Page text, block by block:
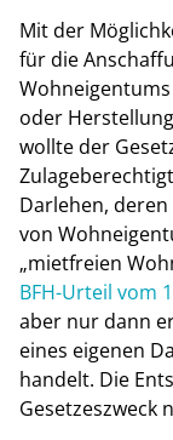
Mit der
für die
oder
wollte der
Darlehen,
von
„mietfreien
BFH-Urteil vom
aber nur dann
eines eigenen
handelt. Die
Gesetzeszweck